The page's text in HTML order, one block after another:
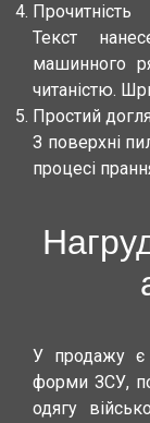
Прочитність
Текст
машинного
читаністю.
Простий
З поверхні
процесі
У продажу є
форми ЗСУ,
одягу